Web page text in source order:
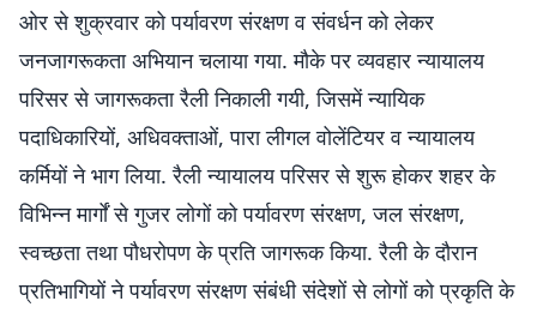
ओर से शुक्रवार को पर्यावरण संरक्षण व संवर्धन को लेकर
जनजागरूकता अभियान चलाया गया. मौके पर व्यवहार न्यायालय
परिसर से जागरूकता रैली निकाली गयी, जिसमें न्यायिक
पदाधिकारियों, अधिवक्ताओं, पारा लीगल वोलेंटियर व न्यायालय
कर्मियों ने भाग लिया. रैली न्यायालय परिसर से शुरू होकर शहर के
विभिन्न मार्गों से गुजर लोगों को पर्यावरण संरक्षण, जल संरक्षण,
स्वच्छता तथा पौधरोपण के प्रति जागरूक किया. रैली के दौरान
प्रतिभागियों ने पर्यावरण संरक्षण संबंधी संदेशों से लोगों को प्रकृति के